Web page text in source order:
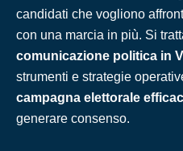
candidati che vogliono
con una marcia in più. Si
comunicazione politica in
strumenti e strategie
campagna elettorale
generare consenso.